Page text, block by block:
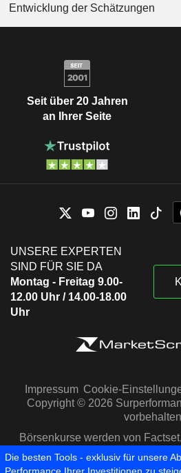
Entwicklung der Schätzungen
Seit über 20 Jahren
an Ihrer Seite
UNSERE EXPERTEN
SIND FÜR SIE DA
Montag - Freitag 9.00-
12.00 Uhr / 14.00-18.00
Uhr
Impressum Cookie-
Copyright © 2026
Börsenkurse werden von
Capital IQ zur
Die besten Tools - exklusiv für unsere